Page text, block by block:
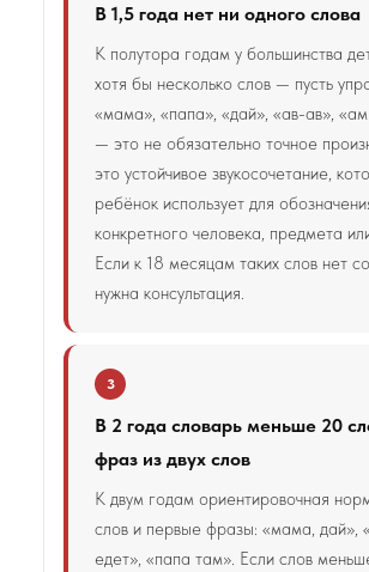
В 1,5 года нет ни одного слова
К полутора годам у большинства
хотя бы несколько слов — пусть
«мама», «папа», «дай», «ав-ав»,
— это не обязательно точное
это устойчивое звукосочетание,
ребёнок использует для
конкретного человека, предмета
Если к 18 месяцам таких слов нет
нужна консультация.
3
В 2 года словарь меньше 20
фраз из двух слов
К двум годам ориентировочная
слов и первые фразы: «мама, дай»,
едет», «папа там». Если слов